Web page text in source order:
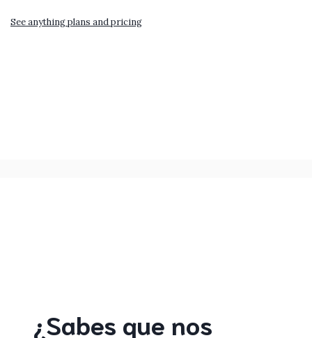
See anything plans and pricing
¿Sabes que nos